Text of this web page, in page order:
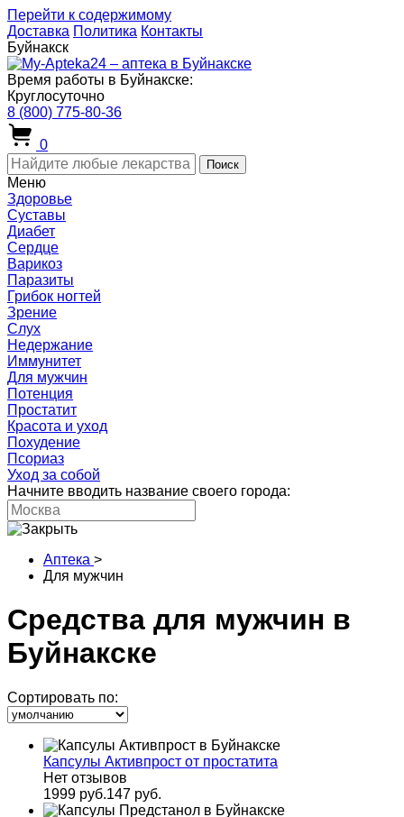
Перейти к содержимому
Доставка Политика Контакты
Буйнакск
Время работы в Буйнакске:
Круглосуточно
8 (800) 775-80-36
0
Поиск
Меню
Здоровье
Суставы
Диабет
Сердце
Варикоз
Паразиты
Грибок ногтей
Зрение
Слух
Недержание
Иммунитет
Для мужчин
Потенция
Простатит
Красота и уход
Похудение
Псориаз
Уход за собой
Начните вводить название своего города:
Аптека >
Для мужчин
Средства для мужчин в
Буйнакске
Сортировать по:
Капсулы Активпрост от простатита
Нет отзывов
1999 руб.147 руб.